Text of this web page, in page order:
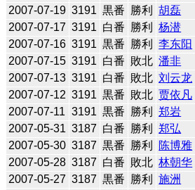
2007-07-19 3191 黒番 勝利 胡磊
2007-07-17 3191 白番 勝利 杨潜
2007-07-16 3191 黒番 勝利 李东阳
2007-07-15 3191 白番 敗北 潘非
2007-07-13 3191 白番 敗北 刘云龙
2007-07-12 3191 黒番 敗北 贾依凡
2007-07-11 3191 黒番 勝利 郑岩
2007-05-31 3187 白番 勝利 郑弘
2007-05-30 3187 黒番 勝利 陈博雅
2007-05-28 3187 白番 敗北 林朝华
2007-05-27 3187 黒番 勝利 施洲